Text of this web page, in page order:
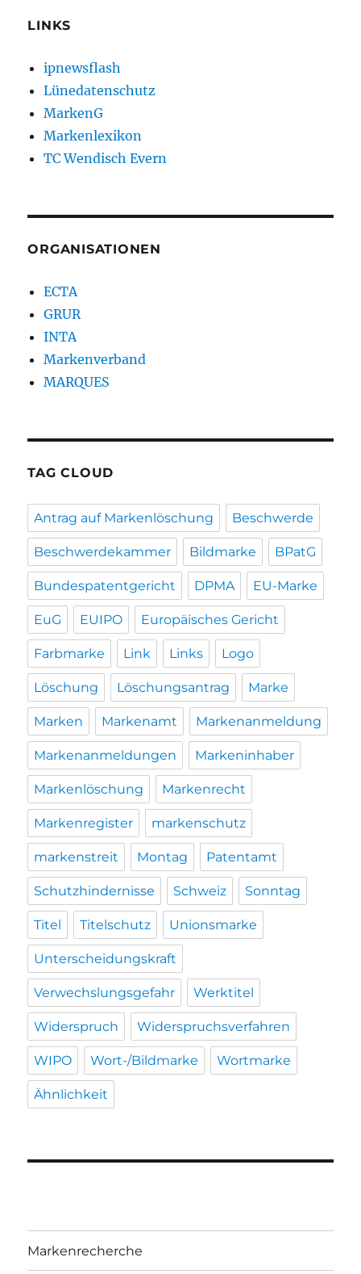
LINKS
ipnewsflash
Lünedatenschutz
MarkenG
Markenlexikon
TC Wendisch Evern
ORGANISATIONEN
ECTA
GRUR
INTA
Markenverband
MARQUES
TAG CLOUD
Antrag auf Markenlöschung Beschwerde
Beschwerdekammer Bildmarke BPatG
Bundespatentgericht DPMA EU-Marke
EuG EUIPO Europäisches Gericht
Farbmarke Link Links Logo
Löschung Löschungsantrag Marke
Marken Markenamt Markenanmeldung
Markenanmeldungen Markeninhaber
Markenlöschung Markenrecht
Markenregister markenschutz
markenstreit Montag Patentamt
Schutzhindernisse Schweiz Sonntag
Titel Titelschutz Unionsmarke
Unterscheidungskraft
Verwechslungsgefahr Werktitel
Widerspruch Widerspruchsverfahren
WIPO Wort-/Bildmarke Wortmarke
Ähnlichkeit
Markenrecherche